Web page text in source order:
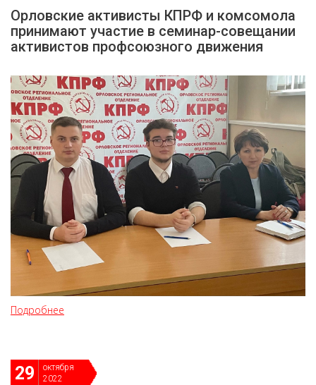
Орловские активисты КПРФ и комсомола
принимают участие в семинар-совещании
активистов профсоюзного движения
Подробнее
29
октября
2022